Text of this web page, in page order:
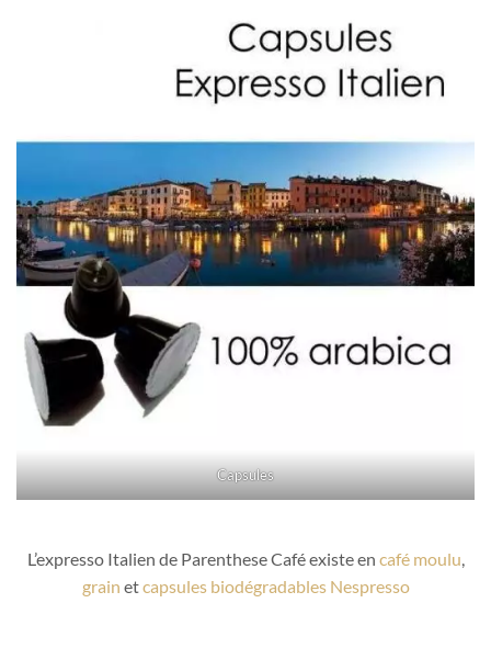
Capsules
L’expresso Italien de Parenthese Café existe en café moulu
grain etcapsules biodégradables Nespresso